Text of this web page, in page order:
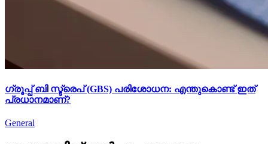
ഗ്രൂപ്പ് ബി സ്ട്രെപ് (GBS) പരിശോധന: എന്തുകൊണ്ട് ഇത്
പ്രധാനമാണ്?
General